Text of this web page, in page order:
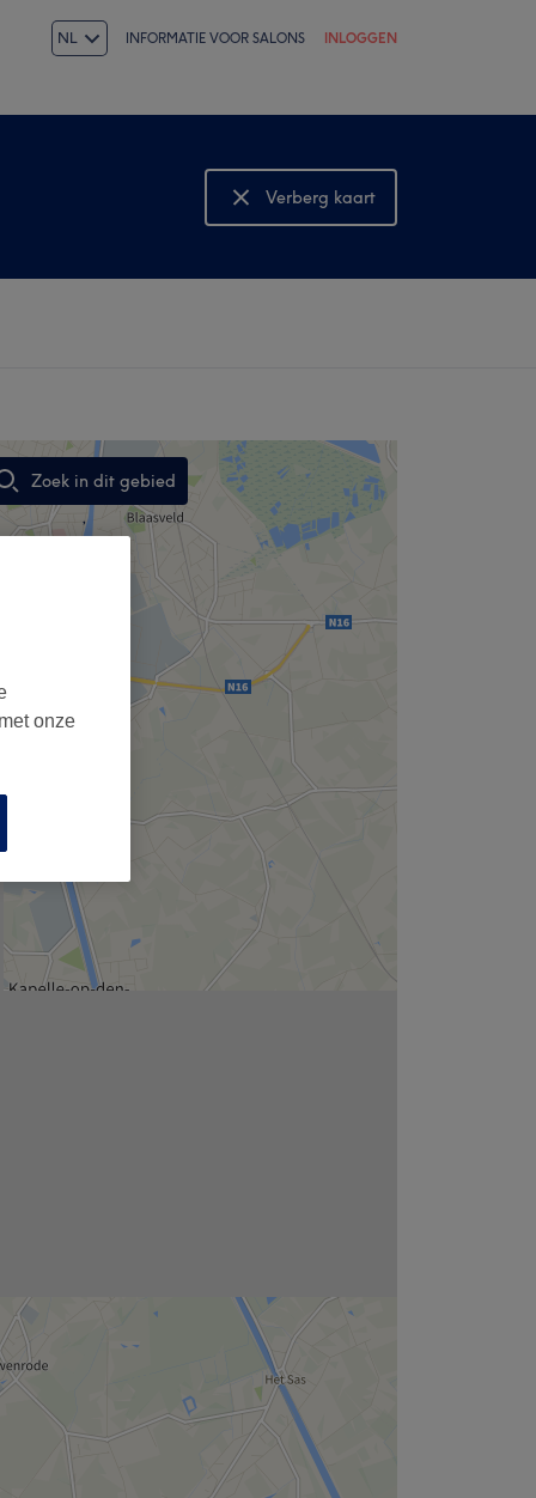
NL INFORMATIE VOOR SALONS INLOGGEN
Verberg kaart
Bekijk kaart
Zoek in dit gebied
,
onze